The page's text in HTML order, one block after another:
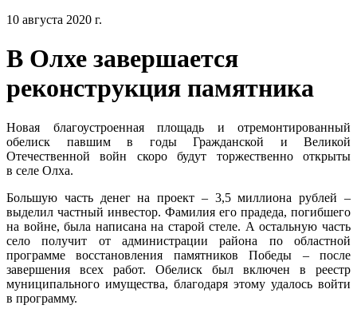
10 августа 2020 г.
В Олхе завершается
реконструкция памятника
Новая благоустроенная площадь и отремонтированный
обелиск павшим в годы Гражданской и Великой
Отечественной войн скоро будут торжественно открыты
в селе Олха.
Большую часть денег на проект – 3,5 миллиона рублей –
выделил частный инвестор. Фамилия его прадеда, погибшего
на войне, была написана на старой стеле. А остальную часть
село получит от администрации района по областной
программе восстановления памятников Победы – после
завершения всех работ. Обелиск был включен в реестр
муниципального имущества, благодаря этому удалось войти
в программу.